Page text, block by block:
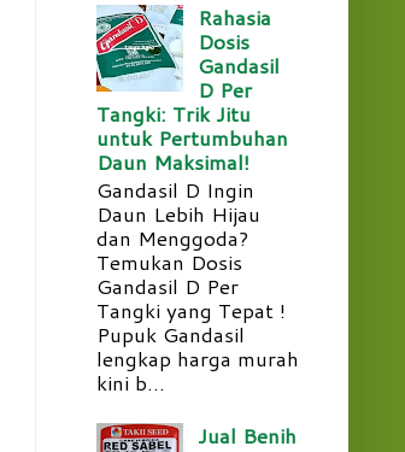
Rahasia
Dosis
Gandasil
D Per
Tangki: Trik Jitu
untuk Pertumbuhan
Daun Maksimal!
Gandasil D Ingin
Daun Lebih Hijau
dan Menggoda?
Temukan Dosis
Gandasil D Per
Tangki yang Tepat !
Pupuk Gandasil
lengkap harga murah
kini b...
Jual Benih